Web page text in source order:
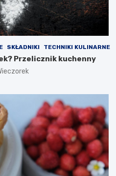
SKŁADNIKI TECHNIKI KULINARNE
Przelicznik kuchenny